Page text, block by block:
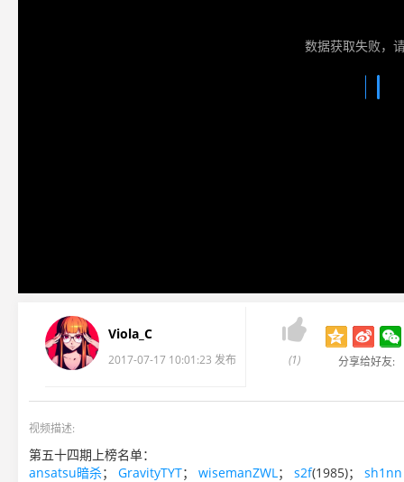
数据获取失败，
Viola_C
2017-07-17 10:01:23 发布

(1) 分享给好友:
视频描述:
第五十四期上榜名单：
ansatsu暗杀； GravityTYT； wisemanZWL； s2f(1985)； sh1nn